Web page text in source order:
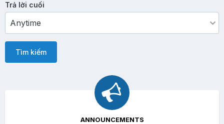
Trả lời cuối
Tìm kiếm
ANNOUNCEMENTS